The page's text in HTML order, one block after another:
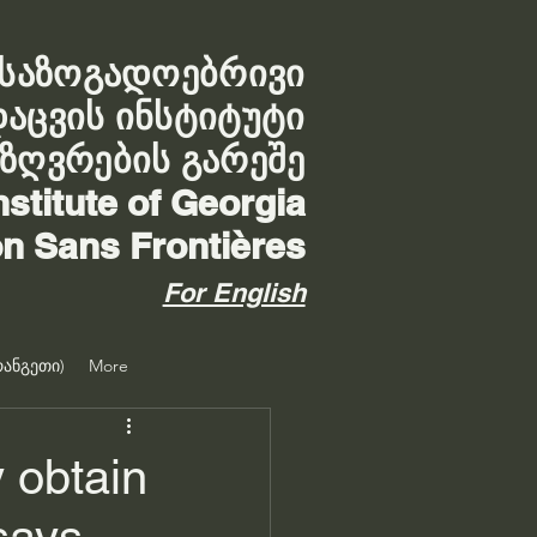
ინსტიტუტი
გარეშე
of Georgia
Sans Frontières
For English
More
obtain